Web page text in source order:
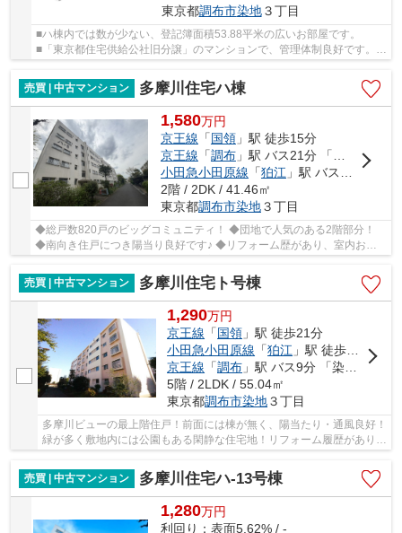
東京都調布市染地３丁目
■ハ棟内では数が少ない、登記簿面積53.88平米の広いお部屋です。
■「東京都住宅供給公社旧分譲」のマンションで、管理体制良好です。 ■
人気の1階物件 ■南向き ■スーパー、コンビニ、小...
売買 | 中古マンション
多摩川住宅ハ棟
1,580万円
京王線 「国領」駅 徒歩15分
京王線 「調布」駅 バス21分 「調布第三中学校」 停歩5分
小田急小田原線 「狛江 」駅 バス11分 「多摩川住宅中央」 停歩8分
2階 / 2DK / 41.46㎡
東京都調布市染地３丁目
◆総戸数820戸のビッグコミュニティ！ ◆団地で人気のある2階部分！
◆南向き住戸につき陽当り良好です♪ ◆リフォーム歴があり、室内お綺
麗です♪ ◆バルコニー収納もあり充実した収納設備！...
売買 | 中古マンション
多摩川住宅ト号棟
1,290万円
京王線 「国領 」駅 徒歩21分
小田急小田原線 「狛江 」駅 徒歩23分
京王線 「調布 」駅 バス9分 「染地通り」 停歩2分
5階 / 2LDK / 55.04㎡
東京都調布市染地３丁目
多摩川ビューの最上階住戸！前面には棟が無く、陽当たり・通風良好！
緑が多く敷地内には公園もある閑静な住宅地！リフォーム履歴がありま
売買 | 中古マンション
多摩川住宅ハ-13号棟
1,280万円
利回り：表面5.62% / -